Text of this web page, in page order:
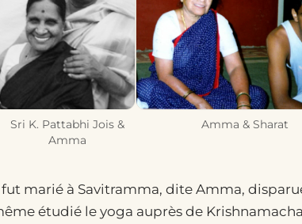
Sri K. Pattabhi Jois &
Amma
Amma & Sharat
fut marié à Savitramma, dite Amma,
étudié le yoga auprès de